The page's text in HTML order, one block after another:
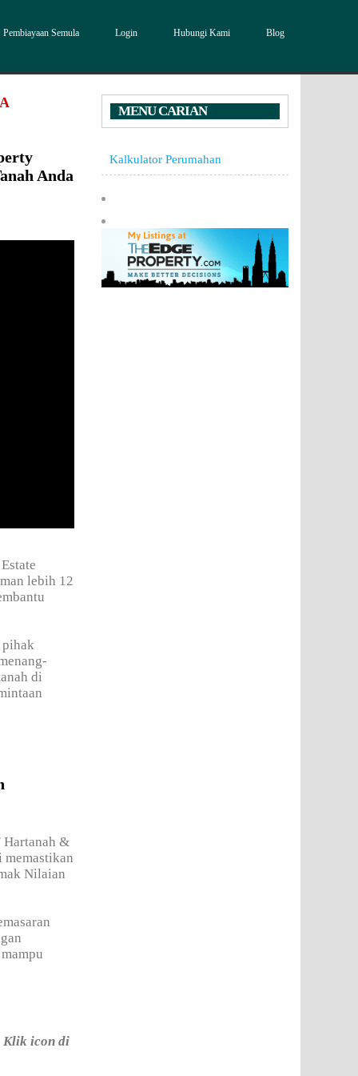
Pembiayaan Semula Login Hubungi Kami Blog
Anda
lebih 12
pihak
di
Hartanah &
memastikan
Nilaian
Klik icon di
MENU CARIAN
Kalkulator Perumahan